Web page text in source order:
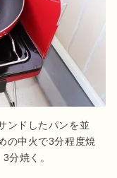
ンドしたパンを並
の中火で3分程度焼
分焼く。